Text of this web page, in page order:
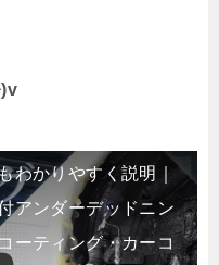
わかりやすく説明｜
アンダーデッドニン
ーティング・カーコ